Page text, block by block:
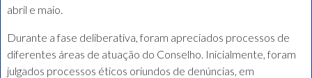
abril e maio.
Durante a fase deliberativa, foram apreciados processos de
diferentes áreas de atuação do Conselho. Inicialmente, foram
julgados processos éticos oriundos de denúncias, em